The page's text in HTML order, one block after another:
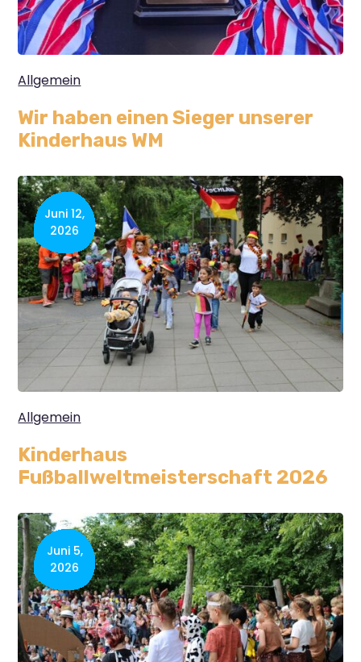
Wir haben einen Sieger unserer
Kinderhaus WM
Allgemein
Juni 12,
2026
Kinderhaus
Fußballweltmeisterschaft 2026
Allgemein
Juni 5,
2026